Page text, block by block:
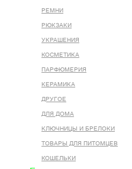
РЕМНИ
РЮКЗАКИ
УКРАШЕНИЯ
КОСМЕТИКА
ПАРФЮМЕРИЯ
КЕРАМИКА
ДРУГОЕ
ДЛЯ ДОМА
КЛЮЧНИЦЫ И БРЕЛОКИ
ТОВАРЫ ДЛЯ ПИТОМЦЕВ
КОШЕЛЬКИ